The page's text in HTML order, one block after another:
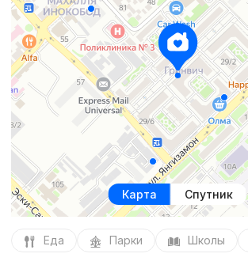
Карта Спутник
Еда Парки Школы